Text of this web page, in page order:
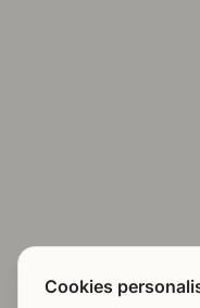
Cookies